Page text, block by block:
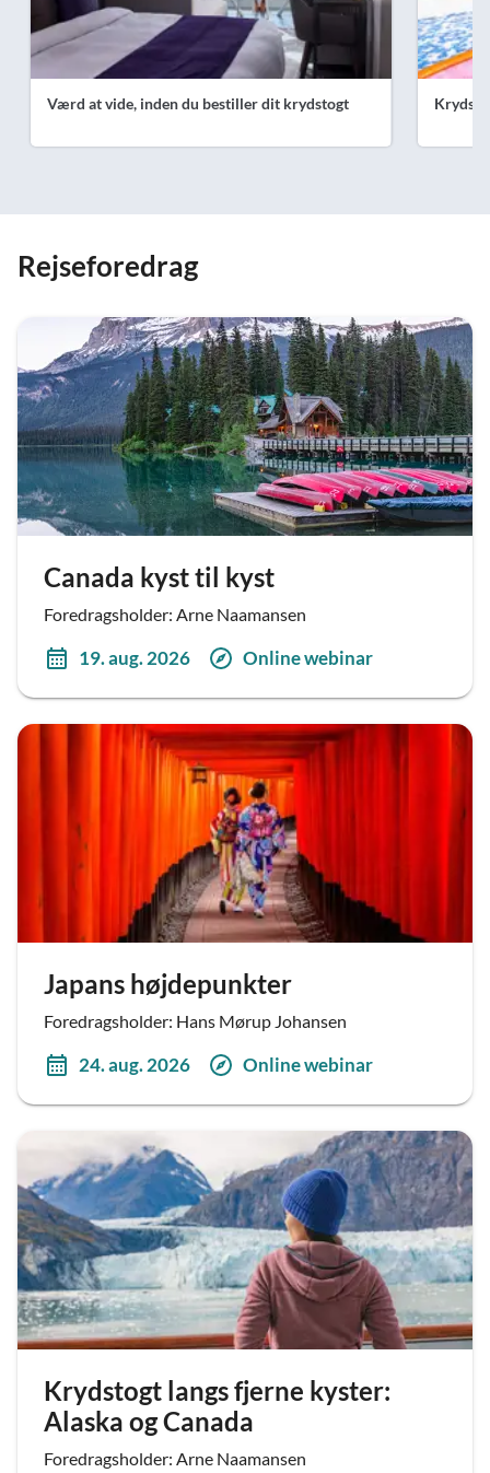
Værd at vide, inden du bestiller dit krydstogt
Rejseforedrag
Canada kyst til kyst
Foredragsholder: Arne Naamansen
19. aug. 2026 Online webinar
Japans højdepunkter
Foredragsholder: Hans Mørup Johansen
24. aug. 2026 Online webinar
Krydstogt langs fjerne kyster:
Alaska og Canada
Foredragsholder: Arne Naamansen